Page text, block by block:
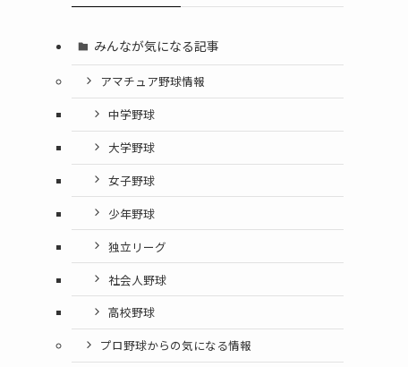
みんなが気になる記事
アマチュア野球情報
中学野球
大学野球
女子野球
少年野球
独立リーグ
社会人野球
高校野球
プロ野球からの気になる情報